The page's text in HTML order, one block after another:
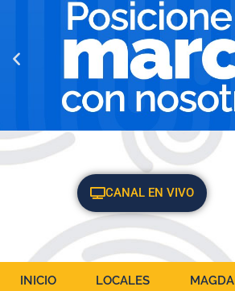
CANAL EN VIVO
INICIO LOCALES